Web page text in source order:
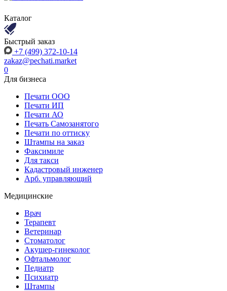
Каталог
Быстрый заказ
+7 (499) 372-10-14
zakaz@pechati.market
0
Для бизнеса
Печати ООО
Печати ИП
Печати АО
Печать Самозанятого
Печати по оттиску
Штампы на заказ
Факсимиле
Для такси
Кадастровый инженер
Арб. управляющий
Медицинские
Врач
Терапевт
Ветеринар
Стоматолог
Акушер-гинеколог
Офтальмолог
Педиатр
Психиатр
Штампы